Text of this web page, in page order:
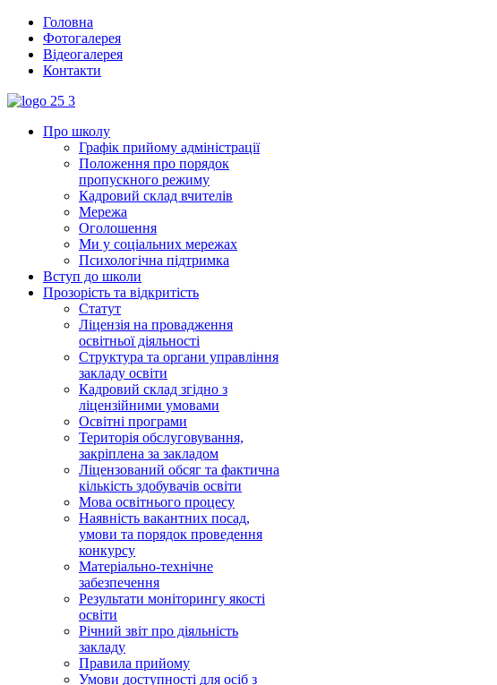
Головна
Фотогалерея
Відеогалерея
Контакти
Про школу
Графік прийому адміністрації
Положення про порядок
пропускного режиму
Кадровий склад вчителів
Мережа
Оголошення
Ми у соціальних мережах
Психологічна підтримка
Вступ до школи
Прозорість та відкритість
Статут
Ліцензія на провадження
освітньої діяльності
Структура та органи управління
закладу освіти
Кадровий склад згідно з
ліцензійними умовами
Освітні програми
Територія обслуговування,
закріплена за закладом
Ліцензований обсяг та фактична
кількість здобувачів освіти
Мова освітнього процесу
Наявність вакантних посад,
умови та порядок проведення
конкурсу
Матеріально-технічне
забезпечення
Результати моніторингу якості
освіти
Річний звіт про діяльність
закладу
Правила прийому
Умови доступності для осіб з